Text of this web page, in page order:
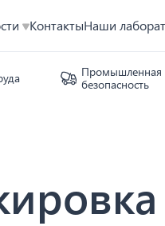
КонтактыНаши
Промышленная
безопасность